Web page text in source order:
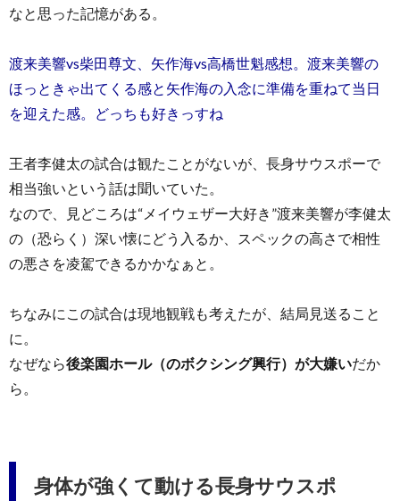
なと思った記憶がある。
渡来美響vs柴田尊文、矢作海vs高橋世魁感想。渡来美響の
ほっときゃ出てくる感と矢作海の入念に準備を重ねて当日
を迎えた感。どっちも好きっすね
王者李健太の試合は観たことがないが、長身サウスポーで
相当強いという話は聞いていた。
なので、見どころは“メイウェザー大好き”渡来美響が李健太
の（恐らく）深い懐にどう入るか、スペックの高さで相性
の悪さを凌駕できるかかなぁと。
ちなみにこの試合は現地観戦も考えたが、結局見送ること
に。
なぜなら後楽園ホール（のボクシング興行）が大嫌いだか
ら。
身体が強くて動ける長身サウスポ